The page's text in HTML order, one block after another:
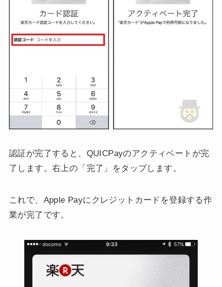
認証が完了すると、QUICPayのアクティベートが完
了します。右上の「完了」をタップします。
これで、Apple Payにクレジットカードを登録する作
業が完了です。